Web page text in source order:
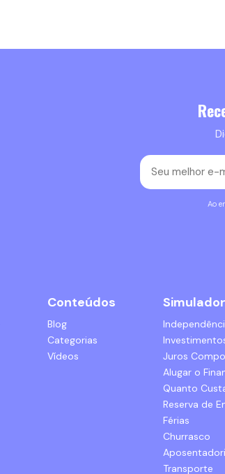
Ao
Conteúdos
Blog
Categorias
Vídeos
Juros
Alugar o
Quanto
Reserva de
Férias
Churrasco
Transporte